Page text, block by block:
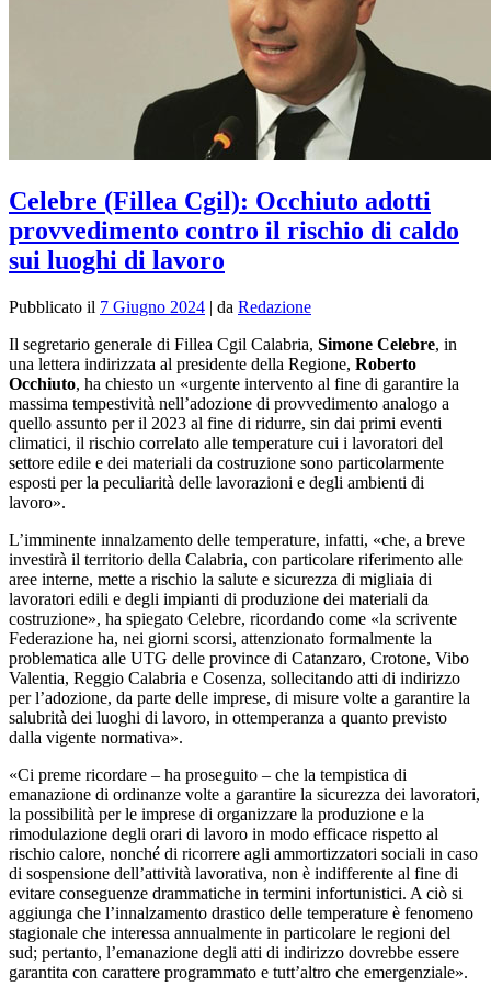
Celebre (Fillea Cgil): Occhiuto adotti
provvedimento contro il rischio di caldo
sui luoghi di lavoro
Pubblicato il 7 Giugno 2024 | da Redazione
Il segretario generale di Fillea Cgil Calabria, Simone Celebre, in
una lettera indirizzata al presidente della Regione, Roberto
Occhiuto, ha chiesto un «urgente intervento al fine di garantire la
massima tempestività nell’adozione di provvedimento analogo a
quello assunto per il 2023 al fine di ridurre, sin dai primi eventi
climatici, il rischio correlato alle temperature cui i lavoratori del
settore edile e dei materiali da costruzione sono particolarmente
esposti per la peculiarità delle lavorazioni e degli ambienti di
lavoro».
L’imminente innalzamento delle temperature, infatti, «che, a breve
investirà il territorio della Calabria, con particolare riferimento alle
aree interne, mette a rischio la salute e sicurezza di migliaia di
lavoratori edili e degli impianti di produzione dei materiali da
costruzione», ha spiegato Celebre, ricordando come «la scrivente
Federazione ha, nei giorni scorsi, attenzionato formalmente la
problematica alle UTG delle province di Catanzaro, Crotone, Vibo
Valentia, Reggio Calabria e Cosenza, sollecitando atti di indirizzo
per l’adozione, da parte delle imprese, di misure volte a garantire la
salubrità dei luoghi di lavoro, in ottemperanza a quanto previsto
dalla vigente normativa».
«Ci preme ricordare – ha proseguito – che la tempistica di
emanazione di ordinanze volte a garantire la sicurezza dei lavoratori,
la possibilità per le imprese di organizzare la produzione e la
rimodulazione degli orari di lavoro in modo efficace rispetto al
rischio calore, nonché di ricorrere agli ammortizzatori sociali in caso
di sospensione dell’attività lavorativa, non è indifferente al fine di
evitare conseguenze drammatiche in termini infortunistici. A ciò si
aggiunga che l’innalzamento drastico delle temperature è fenomeno
stagionale che interessa annualmente in particolare le regioni del
sud; pertanto, l’emanazione degli atti di indirizzo dovrebbe essere
garantita con carattere programmato e tutt’altro che emergenziale».